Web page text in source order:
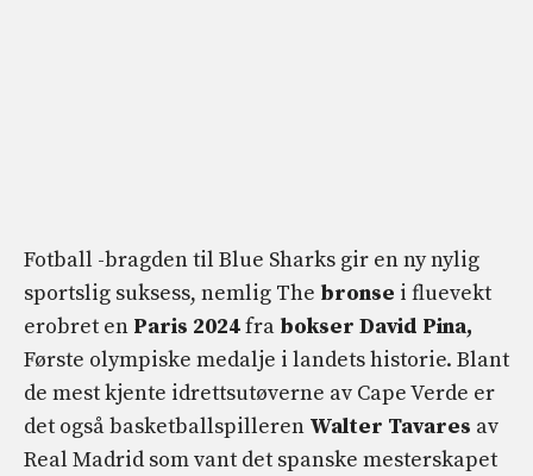
Fotball -bragden til Blue Sharks gir en ny nylig
sportslig suksess, nemlig The bronse i fluevekt
erobret en Paris 2024fra bokser David Pina,
Første olympiske medalje i landets historie. Blant
de mest kjente idrettsutøverne av Cape Verde er
det også basketballspilleren Walter Tavares av
Real Madrid som vant det spanske mesterskapet